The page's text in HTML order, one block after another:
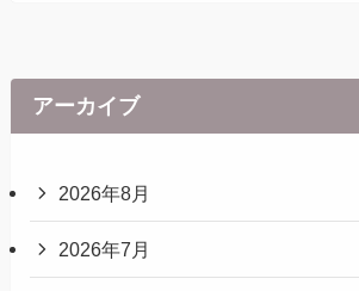
アーカイブ
2026年8月
2026年7月